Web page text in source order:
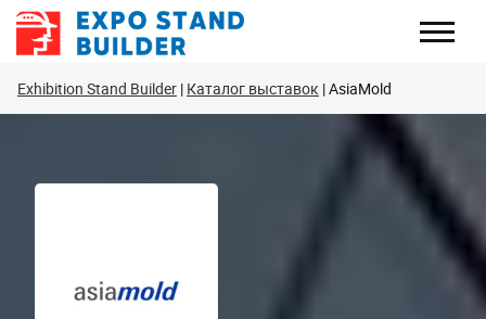
Перейти
Exhibition Stand Builder Каталог выставок AsiaMold